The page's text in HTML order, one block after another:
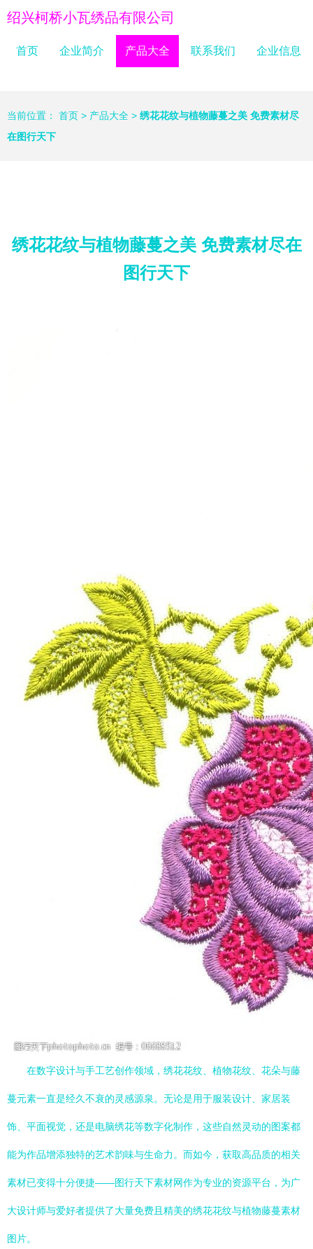
绍兴柯桥小瓦绣品有限公司
首页 企业简介 产品大全 联系我们 企业信息
当前位置： 首页 > 产品大全 > 绣花花纹与植物藤蔓之美 免费素材尽
在图行天下
绣花花纹与植物藤蔓之美 免费素材尽在
图行天下
在数字设计与手工艺创作领域，绣花花纹、植物花纹、花朵与藤
蔓元素一直是经久不衰的灵感源泉。无论是用于服装设计、家居装
饰、平面视觉，还是电脑绣花等数字化制作，这些自然灵动的图案都
能为作品增添独特的艺术韵味与生命力。而如今，获取高品质的相关
素材已变得十分便捷——图行天下素材网作为专业的资源平台，为广
大设计师与爱好者提供了大量免费且精美的绣花花纹与植物藤蔓素材
图片。